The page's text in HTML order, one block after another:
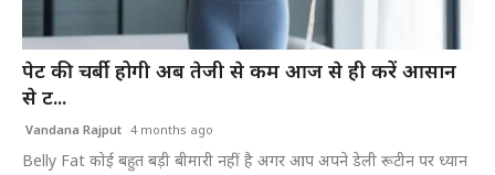
पेट की चर्बी होगी अब तेजी से कम आज से ही करें आसान
से ट...
Vandana Rajput 4 months ago
Belly Fat कोई बहुत बड़ी बीमारी नहीं है अगर आप अपने डेली रूटीन पर ध्यान